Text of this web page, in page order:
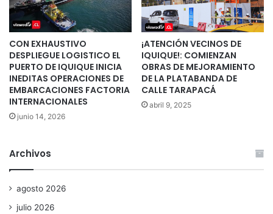
CON EXHAUSTIVO
DESPLIEGUE LOGISTICO EL
PUERTO DE IQUIQUE INICIA
INEDITAS OPERACIONES DE
EMBARCACIONES FACTORIA
INTERNACIONALES
junio 14, 2026
¡ATENCIÓN VECINOS DE
IQUIQUE!: COMIENZAN
OBRAS DE MEJORAMIENTO
DE LA PLATABANDA DE
CALLE TARAPACÁ
abril 9, 2025
Archivos
agosto 2026
julio 2026